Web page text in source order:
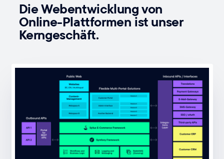
Die Webentwicklung von
Online-Plattformen ist unser
Kerngeschäft.